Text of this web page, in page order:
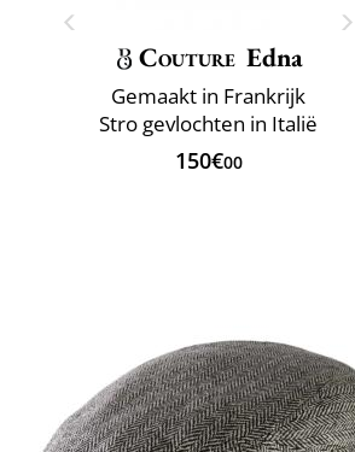
Couture Edna
Gemaakt in Frankrijk
Stro gevlochten in Italië
150€00